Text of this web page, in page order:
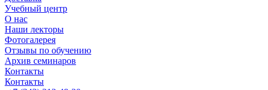
Учебный центр
О нас
Наши лекторы
Фотогалерея
Отзывы по обучению
Архив семинаров
Контакты
Контакты